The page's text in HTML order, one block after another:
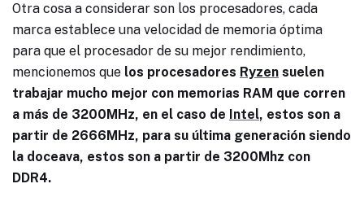
Otra cosa a considerar son los procesadores, cada
marca establece una velocidad de memoria óptima
para que el procesador de su mejor rendimiento,
mencionemos que los procesadores Ryzen suelen
trabajar mucho mejor con memorias RAM que corren
a más de 3200MHz, en el caso de Intel, estos son a
partir de 2666MHz, para su última generación siendo
la doceava, estos son a partir de 3200Mhz con
DDR4.